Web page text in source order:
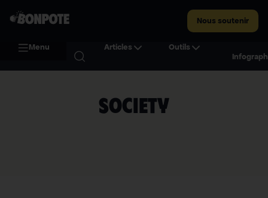
Nous soutenir
Menu Articles
Outils
Society